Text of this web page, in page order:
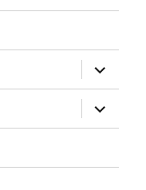
näytä
näytä